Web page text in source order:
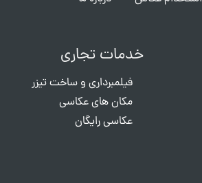
خدمات تجاری
فیلمبرداری و ساخت تیزر
مکان های عکاسی
عکاسی رایگان